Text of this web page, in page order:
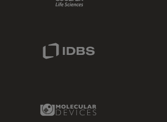
Molecular Devices Link